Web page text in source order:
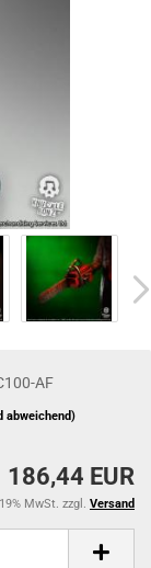
AF
abweichend)
186,44 EUR
MwSt. zzgl. Versand